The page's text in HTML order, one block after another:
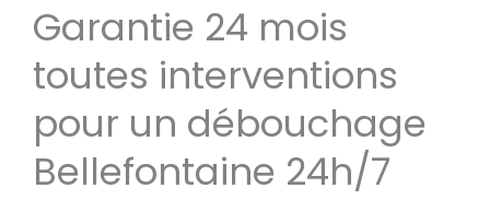
Garantie 24 mois
toutes interventions
pour un débouchage
Bellefontaine 24h/7